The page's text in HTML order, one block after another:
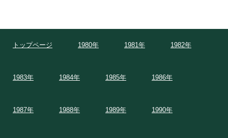
トップページ 1980年 1981年 1982年
1983年 1984年 1985年 1986年
1987年 1988年 1989年 1990年